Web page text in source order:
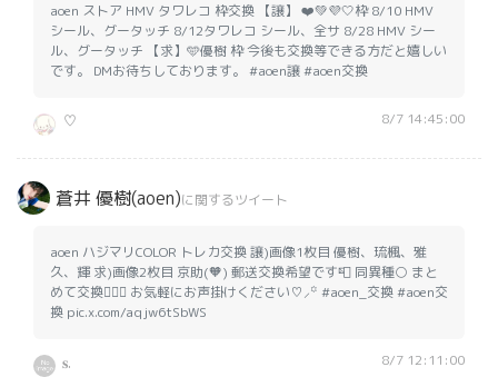
aoen ストア HMV タワレコ 枠交換 【譲】 ❤️💚💜🤍枠 8/10 HMV
シール、グータッチ 8/12タワレコ シール、全サ 8/28 HMV シー
ル、グータッチ 【求】🩵優樹 枠 今後も交換等できる方だと嬉しい
です。 DMお待ちしております。 #aoen譲 #aoen交換
♡ 8/7 14:45:00
蒼井 優樹(aoen)に関するツイート
aoen ハジマリCOLOR トレカ交換 譲)画像1枚目 優樹、琉楓、雅
久、輝 求)画像2枚目 京助(🧡) 郵送交換希望です📮 同異種○ まと
めて交換🙆🏻‍♀️ お気軽にお声掛けください♡⸝꙳ #aoen_交換 #aoen交
換 pic.x.com/aqjw6tSbWS
𝐬. 8/7 12:11:00